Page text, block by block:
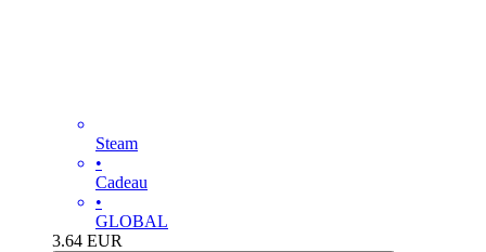
Steam
•
Cadeau
•
GLOBAL
3.64 EUR